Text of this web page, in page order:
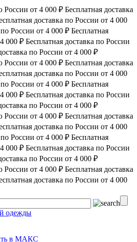
России от 4 000 ₽ Бесплатная доставка
доставка по России от 4 000
России от 4 000 ₽ Бесплатная
000 ₽ Бесплатная доставка по России
по России от 4 000 ₽
России от 4 000 ₽ Бесплатная доставка
доставка по России от 4 000
России от 4 000 ₽ Бесплатная
000 ₽ Бесплатная доставка по России
по России от 4 000 ₽
России от 4 000 ₽ Бесплатная доставка
доставка по России от 4 000
России от 4 000 ₽ Бесплатная
000 ₽ Бесплатная доставка по России
по России от 4 000 ₽
России от 4 000 ₽ Бесплатная доставка
доставка по России от 4 000
одежды
в МАКС